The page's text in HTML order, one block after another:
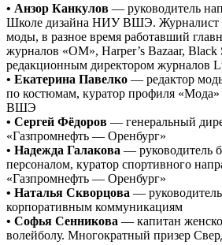
• Анзор Канкулов — руководитель
Школе дизайна НИУ ВШЭ. Журналист и
моды, в разное время работавший
журналов «ОМ», Harper’s Bazaar, Black
редакционным директором журналов
• Екатерина Павелко — редактор
по костюмам, куратор профиля
ВШЭ
• Сергей Фёдоров — генеральный
«Газпромнефть — Оренбург»
• Надежда Галакова — руководитель
персоналом, куратор спортивного
«Газпромнефть — Оренбург»
• Наталья Скворцова —
корпоративным коммуникациям
• Софья Сенникова — капитан
волейболу. Многократный призер